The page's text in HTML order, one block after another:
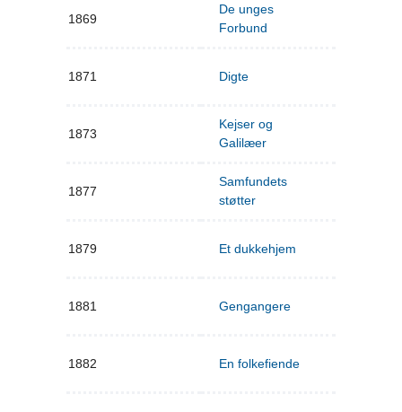
1869
De unges
Forbund
1871 Digte
1873
Kejser og
Galilæer
1877
Samfundets
støtter
1879 Et dukkehjem
1881 Gengangere
1882 En folkefiende